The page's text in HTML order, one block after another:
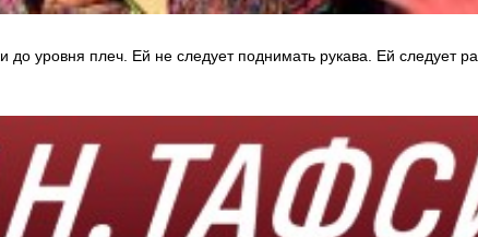
плеч. Ей не следует поднимать рукава. Ей следует